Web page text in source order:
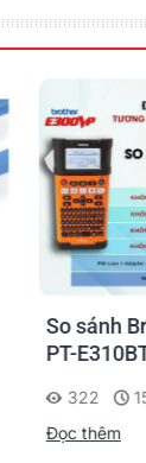
So sánh
PT-
322
Đọc thêm